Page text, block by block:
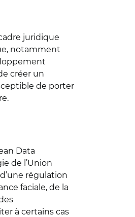
juridique
notamment
créer un
de porter
Data
de l’Union
régulation
faciale, de la
à certains cas